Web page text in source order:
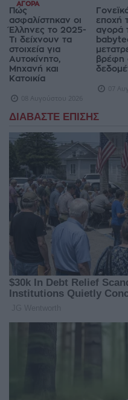
ΑΓΟΡΆ
Πώς
ασφαλίστηκαν οι
Έλληνες το 2025-
Τι δείχνουν τα
στοιχεία για
Αυτοκίνητο,
Μηχανή και
Κατοικία
08 Αυγούστου 2026
εποχή
αγορά
βρέφη
07